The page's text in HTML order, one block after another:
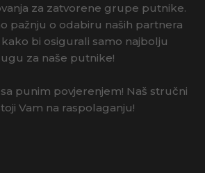
za zatvorene grupe putnike.
pažnju o odabiru naših partnera
kako bi osigurali samo najbolju
za naše putnike!
punim povjerenjem! Naš stručni
Vam na raspolaganju!